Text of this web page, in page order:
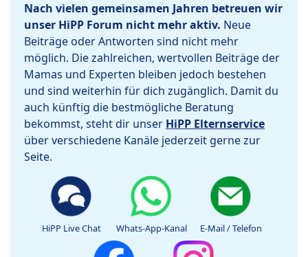
Nach vielen gemeinsamen Jahren betreuen wir
unser HiPP Forum nicht mehr aktiv. Neue
Beiträge oder Antworten sind nicht mehr
möglich. Die zahlreichen, wertvollen Beiträge der
Mamas und Experten bleiben jedoch bestehen
und sind weiterhin für dich zugänglich. Damit du
auch künftig die bestmögliche Beratung
bekommst, steht dir unser HiPP Elternservice
über verschiedene Kanäle jederzeit gerne zur
Seite.
HiPP Live Chat Whats-App-Kanal E-Mail / Telefon